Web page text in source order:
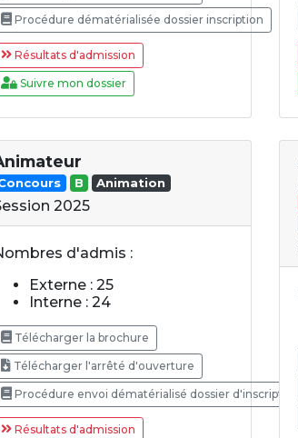
Procédure dématérialisée dossier inscription
Résultats d'admission
Suivre mon dossier
B Animation
2025
d'admis :
Externe : 25
Interne : 24
Télécharger la brochure
Télécharger l'arrêté d'ouverture
Procédure envoi dématérialisé dossier d'inscriptio..
Résultats d'admission